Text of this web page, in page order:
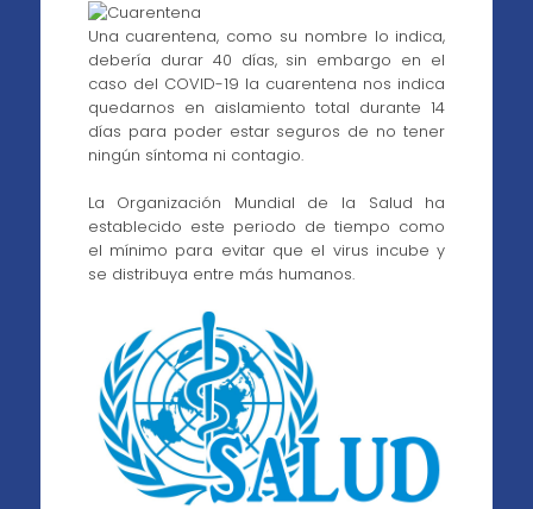
Una cuarentena, como su nombre lo indica,
debería durar 40 días, sin embargo en el
caso del COVID-19 la cuarentena nos indica
quedarnos en aislamiento total durante 14
días para poder estar seguros de no tener
ningún síntoma ni contagio.
La Organización Mundial de la Salud ha
establecido este periodo de tiempo como
el mínimo para evitar que el virus incube y
se distribuya entre más humanos.